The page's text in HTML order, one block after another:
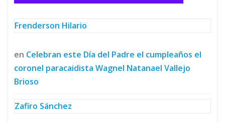
Frenderson Hilario
en Celebran este Día del Padre el cumpleaños el
coronel paracaidista Wagnel Natanael Vallejo
Brioso
Zafiro Sánchez